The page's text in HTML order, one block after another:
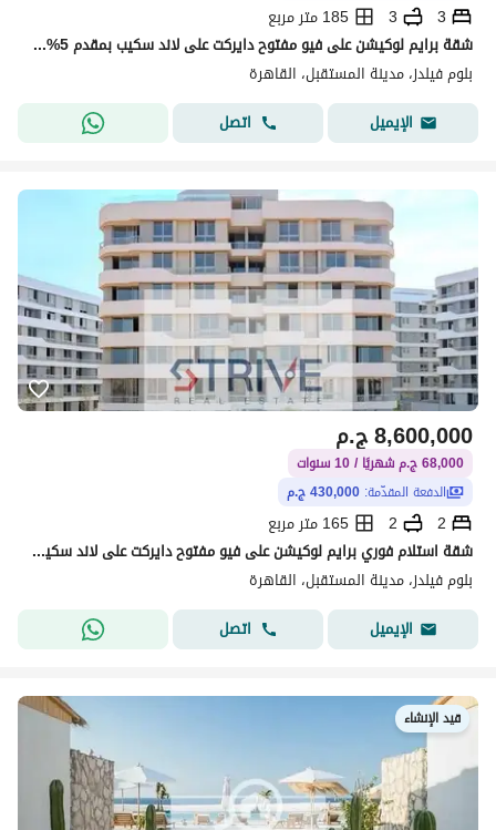
3
3
185 متر مربع
شقة برايم لوكيشن على فيو مفتوح دايركت على لاند سكيب بمقدم 5% و المتبقي اقساط على 10 سنوات في كمبوند "بلوم فيلدز" (Bloom Fields)
بلوم فيلدز، مدينة المستقبل، القاهرة
الإيميل
اتصل
ج.م8,600,000
68,000 ج.م شهريًا / 10 سنوات
الدفعة المقدّمة: 430,000 ج.م
2
2
165 متر مربع
شقة استلام فوري برايم لوكيشن على فيو مفتوح دايركت على لاند سكيب بمقدم 5% و المتبقي اقساط على 10 سنوات في كمبوند "بلوم فيلدز" (Bloom Fields)
بلوم فيلدز، مدينة المستقبل، القاهرة
الإيميل
اتصل
قيد الإنشاء